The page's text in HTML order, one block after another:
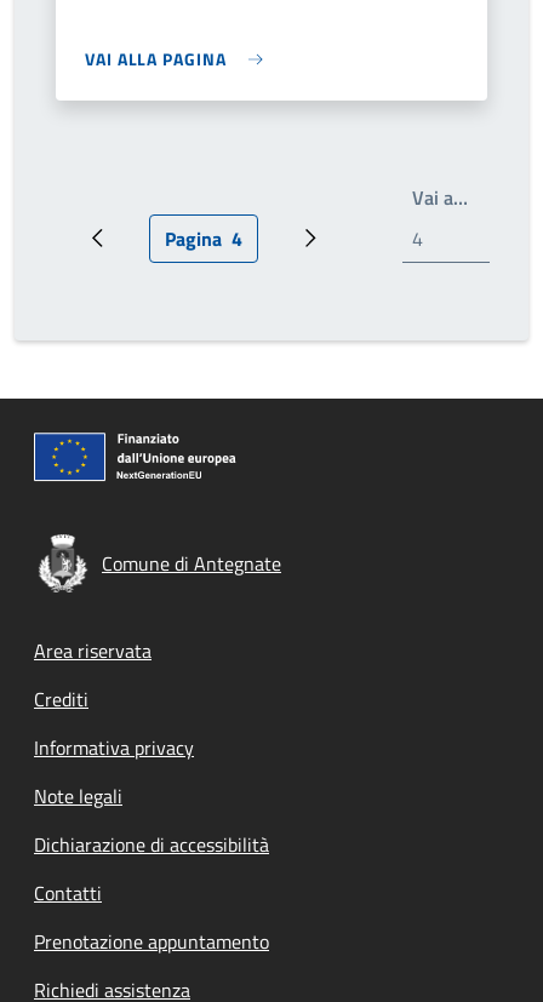
VAI ALLA PAGINA
Pagina precedentePagina attuale
Pagina 4 Pagina successiva
Vai a…
Comune di Antegnate
Footer menu
Area riservata
Crediti
Informativa privacy
Note legali
Dichiarazione di accessibilità
Contatti
Prenotazione appuntamento
Richiedi assistenza